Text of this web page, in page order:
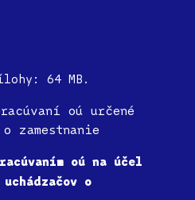
64 MB.
oú určené
zamestnanie
oú na účel
o